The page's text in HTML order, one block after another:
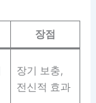
장점
장기 보충,
전신적 효과